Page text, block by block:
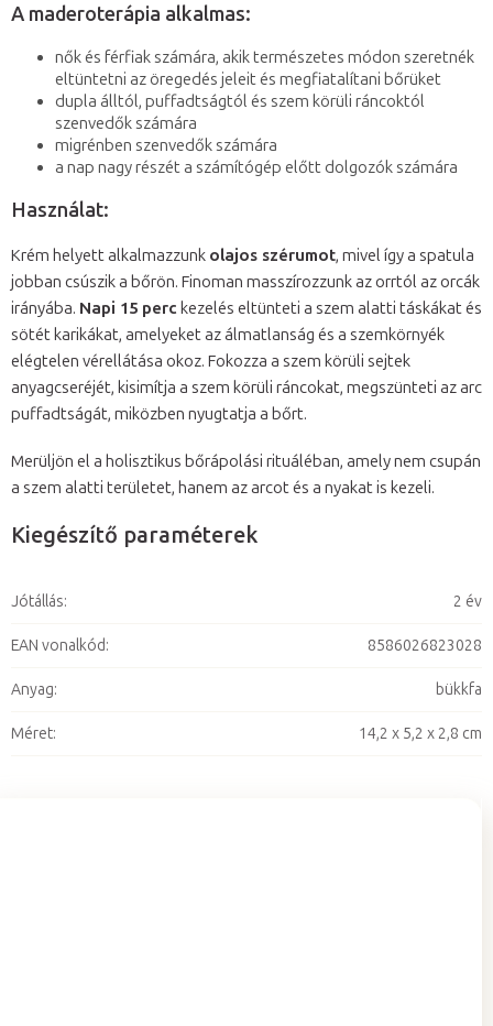
A maderoterápia alkalmas:
nők és férfiak számára, akik természetes módon szeretnék
eltüntetni az öregedés jeleit és megfiatalítani bőrüket
dupla álltól, puffadtságtól és szem körüli ráncoktól
szenvedők számára
migrénben szenvedők számára
a nap nagy részét a számítógép előtt dolgozók számára
Használat:
Krém helyett alkalmazzunk olajos szérumot, mivel így a spatula
jobban csúszik a bőrön. Finoman masszírozzunk az orrtól az orcák
irányába. Napi 15 perc kezelés eltünteti a szem alatti táskákat és
sötét karikákat, amelyeket az álmatlanság és a szemkörnyék
elégtelen vérellátása okoz. Fokozza a szem körüli sejtek
anyagcseréjét, kisimítja a szem körüli ráncokat, megszünteti az arc
puffadtságát, miközben nyugtatja a bőrt.
Merüljön el a holisztikus bőrápolási rituáléban, amely nem csupán
a szem alatti területet, hanem az arcot és a nyakat is kezeli.
Kiegészítő paraméterek
Jótállás: 2 év
EAN vonalkód: 8586026823028
Anyag: bükkfa
Méret: 14,2 x 5,2 x 2,8 cm